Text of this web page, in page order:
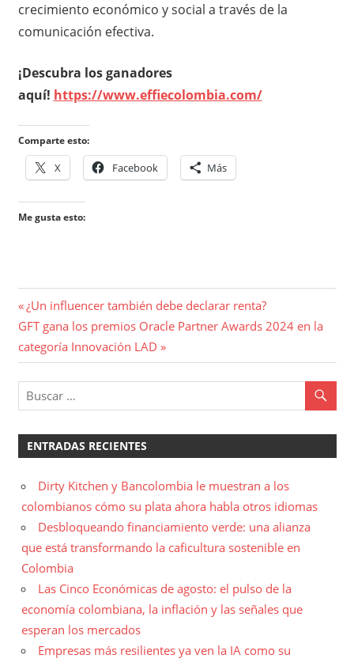
crecimiento económico y social a través de la
comunicación efectiva.
¡Descubra los ganadores
aquí! https://www.effiecolombia.com/
Comparte esto:
X Facebook Más
Me gusta esto:
Navegación
de
entradas
Entrada
anterior:
¿Un influencer también debe declarar renta?
Entrada
siguiente:
GFT gana los premios Oracle Partner Awards 2024 en la
categoría Innovación LAD
ENTRADAS RECIENTES
Dirty Kitchen y Bancolombia le muestran a los
colombianos cómo su plata ahora habla otros idiomas
Desbloqueando financiamiento verde: una alianza
que está transformando la caficultura sostenible en
Colombia
Las Cinco Económicas de agosto: el pulso de la
economía colombiana, la inflación y las señales que
esperan los mercados
Empresas más resilientes ya ven la IA como su